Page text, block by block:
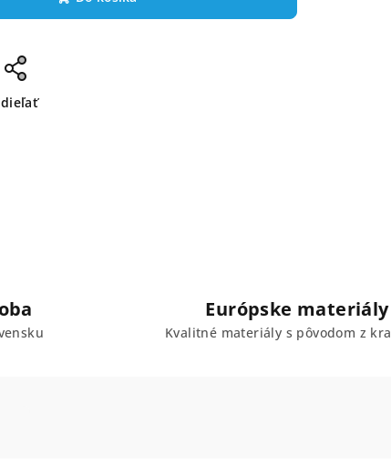
Európske materiály
Kvalitné materiály s pôvodom z